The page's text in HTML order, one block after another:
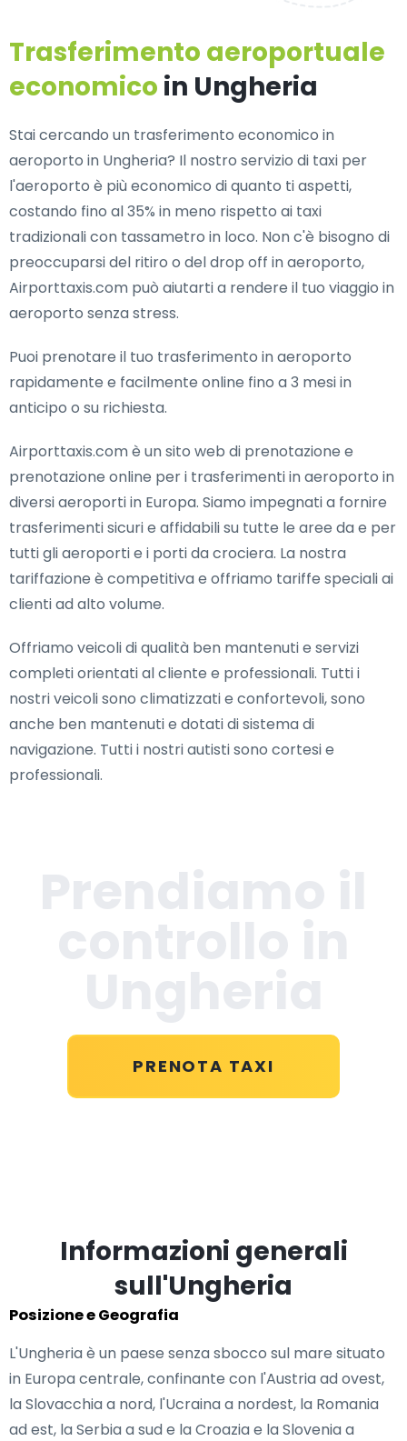
Trasferimento aeroportuale
economico in Ungheria
Stai cercando un trasferimento economico in
aeroporto in Ungheria? Il nostro servizio di taxi per
l'aeroporto è più economico di quanto ti aspetti,
costando fino al 35% in meno rispetto ai taxi
tradizionali con tassametro in loco. Non c'è bisogno di
preoccuparsi del ritiro o del drop off in aeroporto,
Airporttaxis.com può aiutarti a rendere il tuo viaggio in
aeroporto senza stress.
Puoi prenotare il tuo trasferimento in aeroporto
rapidamente e facilmente online fino a 3 mesi in
anticipo o su richiesta.
Airporttaxis.com è un sito web di prenotazione e
prenotazione online per i trasferimenti in aeroporto in
diversi aeroporti in Europa. Siamo impegnati a fornire
trasferimenti sicuri e affidabili su tutte le aree da e per
tutti gli aeroporti e i porti da crociera. La nostra
tariffazione è competitiva e offriamo tariffe speciali ai
clienti ad alto volume.
Offriamo veicoli di qualità ben mantenuti e servizi
completi orientati al cliente e professionali. Tutti i
nostri veicoli sono climatizzati e confortevoli, sono
anche ben mantenuti e dotati di sistema di
navigazione. Tutti i nostri autisti sono cortesi e
professionali.
PRENOTA TAXI
Informazioni generali
sull'Ungheria
Posizione e Geografia
L'Ungheria è un paese senza sbocco sul mare situato
in Europa centrale, confinante con l'Austria ad ovest,
la Slovacchia a nord, l'Ucraina a nordest, la Romania
ad est, la Serbia a sud e la Croazia e la Slovenia a